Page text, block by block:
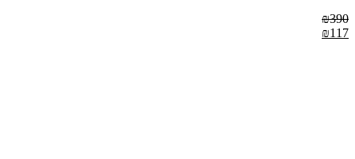
₪390
₪117